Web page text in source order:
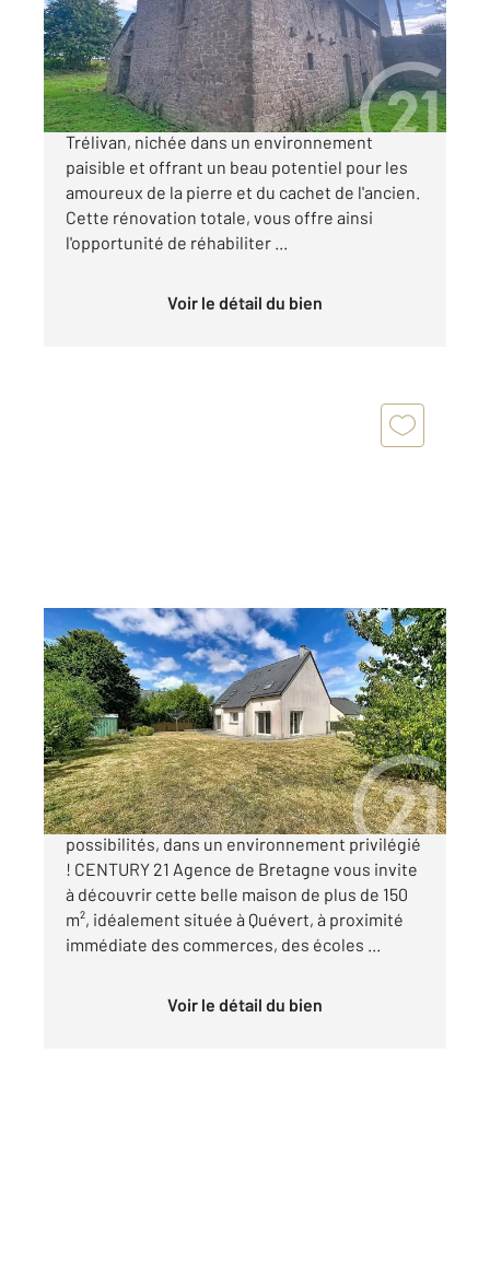
Maison à vendre
69 500 €
Découvrez cette charmante maison en vente à
Trélivan, nichée dans un environnement
paisible et offrant un beau potentiel pour les
amoureux de la pierre et du cachet de l'ancien.
Cette rénovation totale, vous offre ainsi
l'opportunité de réhabiliter ...
Voir le détail du bien
QUEVERT 22
153 m2, 6 pièces
Ref : 21266
Maison à vendre
299 500 €
À Quévert, une maison familiale aux multiples
possibilités, dans un environnement privilégié
! CENTURY 21 Agence de Bretagne vous invite
à découvrir cette belle maison de plus de 150
m², idéalement située à Quévert, à proximité
immédiate des commerces, des écoles ...
Voir le détail du bien